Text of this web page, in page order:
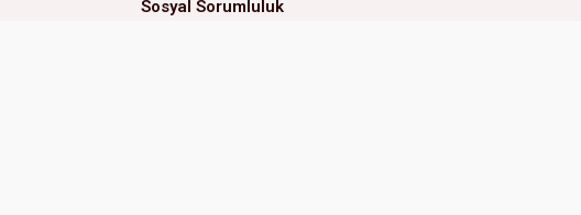
Sosyal Sorumluluk